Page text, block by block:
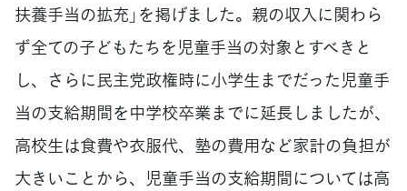
扶養手当の拡充」を掲げました。親の収入に関わら
ず全ての子どもたちを児童手当の対象とすべきと
し、さらに民主党政権時に小学生までだった児童手
当の支給期間を中学校卒業までに延長しましたが、
高校生は食費や衣服代、塾の費用など家計の負担が
大きいことから、児童手当の支給期間については高